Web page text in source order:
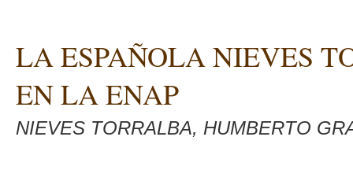
LA ESPAÑOLA NIEVES
EN LA ENAP
NIEVES TORRALBA, HUMBERTO